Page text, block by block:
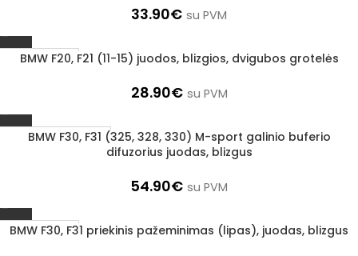
33.90€ su PVM
1–3 D. D.
BMW F20, F21 (11-15) juodos, blizgios, dvigubos grotelės
28.90€ su PVM
UŽSAKOMA PREKĖ
BMW F30, F31 (325, 328, 330) M-sport galinio buferio
difuzorius juodas, blizgus
54.90€ su PVM
1–3 D. D.
BMW F30, F31 priekinis pažeminimas (lipas), juodas, blizgus